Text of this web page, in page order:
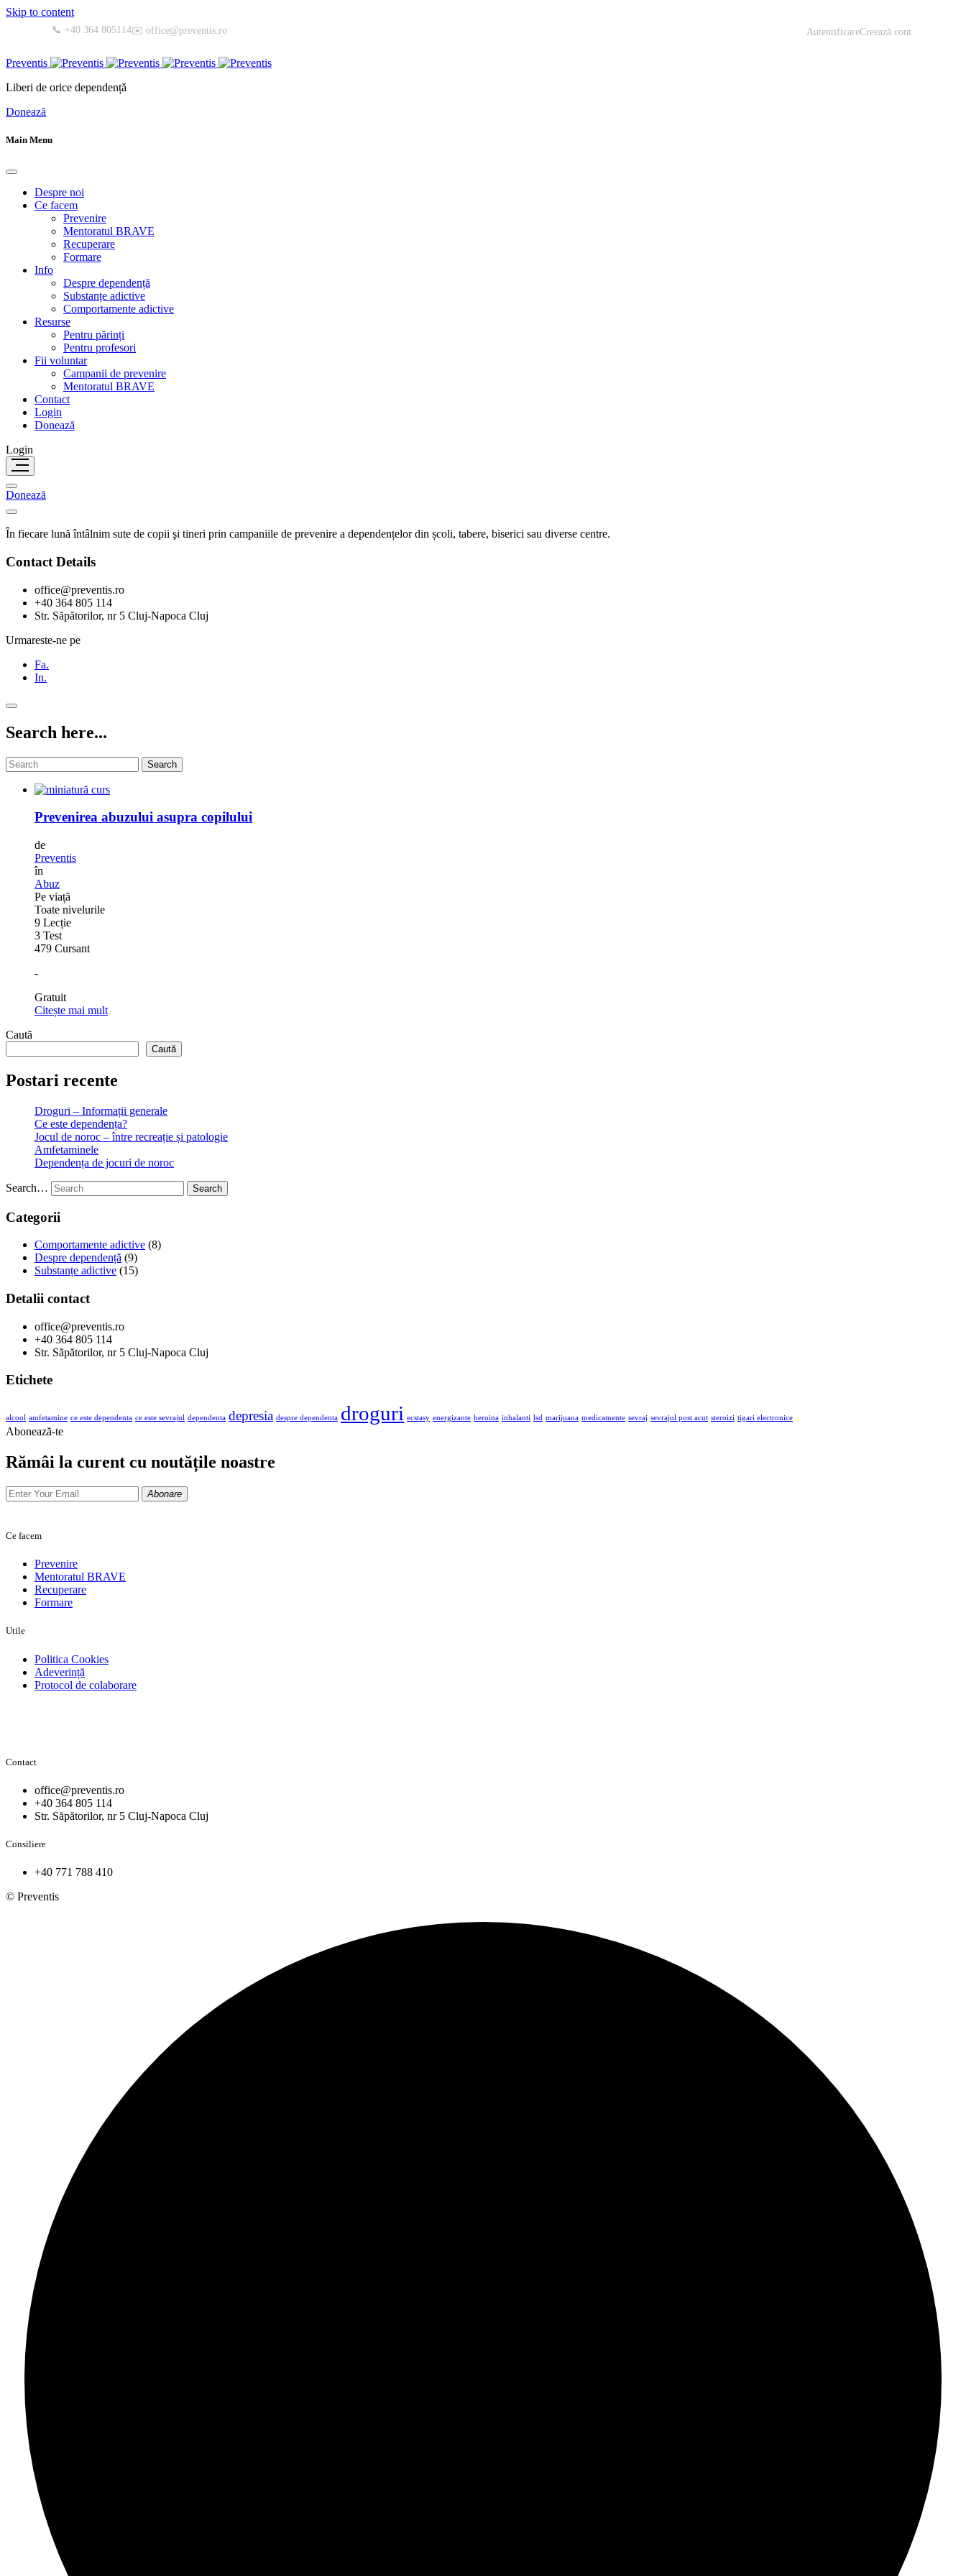
Skip to content
📞 +40 364 805114✉️ office@preventis.ro AutentificareCreează cont
Preventis
Liberi de orice dependență
Donează
Main Menu
Despre noi
Ce facem
Prevenire
Mentoratul BRAVE
Recuperare
Formare
Info
Despre dependență
Substanțe adictive
Comportamente adictive
Resurse
Pentru părinți
Pentru profesori
Fii voluntar
Campanii de prevenire
Mentoratul BRAVE
Contact
Login
Donează
Login
Donează
În fiecare lună întâlnim sute de copii şi tineri prin campaniile de prevenire a dependențelor din școli, tabere, biserici sau diverse centre.
Contact Details
office@preventis.ro
+40 364 805 114
Str. Săpătorilor, nr 5 Cluj-Napoca Cluj
Urmareste-ne pe
Fa.
In.
Search here...
Search
Prevenirea abuzului asupra copilului
de
Preventis
în
Abuz
Pe viață
Toate nivelurile
9 Lecție
3 Test
479 Cursant
-
Gratuit
Citește mai mult
Caută
Caută
Postari recente
Droguri – Informații generale
Ce este dependența?
Jocul de noroc – între recreație și patologie
Amfetaminele
Dependența de jocuri de noroc
Search… Search
Categorii
Comportamente adictive (8)
Despre dependență (9)
Substanțe adictive (15)
Detalii contact
office@preventis.ro
+40 364 805 114
Str. Săpătorilor, nr 5 Cluj-Napoca Cluj
Etichete
alcool amfetamine ce este dependenta ce este sevrajul dependenta depresia despre dependenta droguri ecstasy energizante heroina inhalanti lsd marijuana medicamente sevraj sevrajul post acut steroizi tigari electronice
Abonează-te
Rămâi la curent cu noutățile noastre
Abonare
Ce facem
Prevenire
Mentoratul BRAVE
Recuperare
Formare
Utile
Politica Cookies
Adeverință
Protocol de colaborare
Contact
office@preventis.ro
+40 364 805 114
Str. Săpătorilor, nr 5 Cluj-Napoca Cluj
Consiliere
+40 771 788 410
© Preventis